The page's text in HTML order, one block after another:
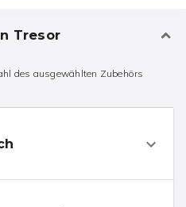
Tresor
des ausgewählten Zubehörs